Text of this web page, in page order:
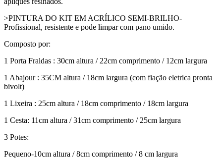
>PINTURA DO KIT EM ACRÍLICO SEMI-BRILHO-
Profissional, resistente e pode limpar com pano umido.
Composto por:
1 Porta Fraldas : 30cm altura / 22cm comprimento / 12cm largura
1 Abajour : 35CM altura / 18cm largura (com fiação eletrica pronta
bivolt)
1 Lixeira : 25cm altura / 18cm comprimento / 18cm largura
1 Cesta: 11cm altura / 31cm comprimento / 25cm largura
3 Potes:
Pequeno-10cm altura / 8cm comprimento / 8 cm largura